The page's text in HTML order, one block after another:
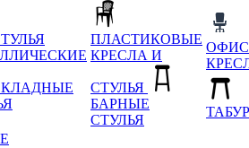
ПЛАСТИКОВЫЕ
КРЕСЛА И
СТУЛЬЯ
БАРНЫЕ
СТУЛЬЯ